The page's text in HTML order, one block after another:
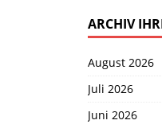
ARCHIV
August 2026
Juli 2026
Juni 2026